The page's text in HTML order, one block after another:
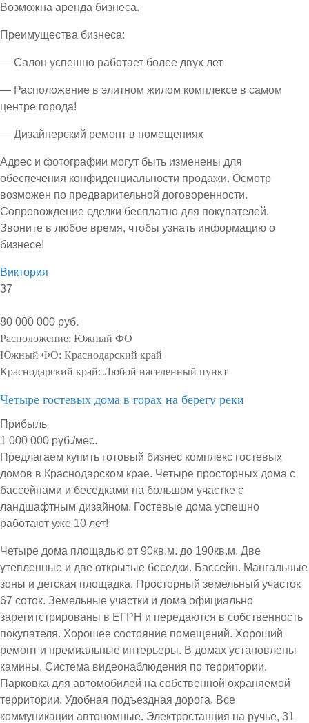
Возможна аренда бизнеса.
Преимущества бизнеса:
— Салон успешно работает более двух лет
— Расположение в элитном жилом комплексе в самом
центре города!
— Дизайнерский ремонт в помещениях
Адрес и фотографии могут быть изменены для
обеспечения конфиденциальности продажи. Осмотр
возможен по предварительной договоренности.
Сопровождение сделки бесплатно для покупателей.
Звоните в любое время, чтобы узнать информацию о
бизнесе!
Виктория
37
80 000 000 руб.
Расположение: Южный ФО
Южный ФО: Краснодарский край
Краснодарский край: Любой населенный пункт
Четыре гостевых дома в горах на берегу реки
Прибыль
1 000 000 руб./мес.
Предлагаем купить готовый бизнес комплекс гостевых
домов в Краснодарском крае. Четыре просторных дома с
бассейнами и беседками на большом участке с
ландшафтным дизайном. Гостевые дома успешно
работают уже 10 лет!
Четыре дома площадью от 90кв.м. до 190кв.м. Две
утепленные и две открытые беседки. Бассейн. Мангальные
зоны и детская площадка. Просторный земельный участок
67 соток. Земельные участки и дома официально
зарегитстрированы в ЕГРН и передаются в собственность
покупателя. Хорошее состояние помещений. Хороший
ремонт и премиальные интерьеры. В домах установлены
камины. Система видеонаблюдения по территории.
Парковка для автомобилей на собственной охраняемой
территории. Удобная подъездная дорога. Все
коммуникации автономные. Электростанция на ручье, 31